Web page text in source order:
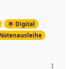
Digital
Notenausleihe